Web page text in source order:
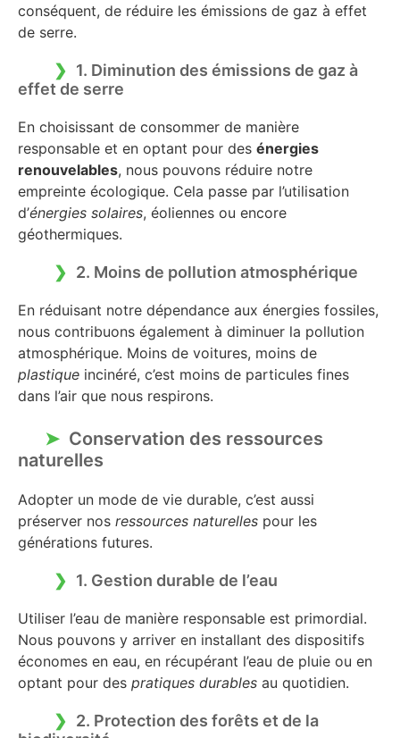
conséquent, de réduire les émissions de gaz à effet
de serre.
1. Diminution des émissions de gaz à
effet de serre
En choisissant de consommer de manière
responsable et en optant pour des énergies
renouvelables, nous pouvons réduire notre
empreinte écologique. Cela passe par l’utilisation
d’énergies solaires, éoliennes ou encore
géothermiques.
2. Moins de pollution atmosphérique
En réduisant notre dépendance aux énergies fossiles,
nous contribuons également à diminuer la pollution
atmosphérique. Moins de voitures, moins de
plastique incinéré, c’est moins de particules fines
dans l’air que nous respirons.
Conservation des ressources
naturelles
Adopter un mode de vie durable, c’est aussi
préserver nos ressources naturelles pour les
générations futures.
1. Gestion durable de l’eau
Utiliser l’eau de manière responsable est primordial.
Nous pouvons y arriver en installant des dispositifs
économes en eau, en récupérant l’eau de pluie ou en
optant pour des pratiques durables au quotidien.
2. Protection des forêts et de la